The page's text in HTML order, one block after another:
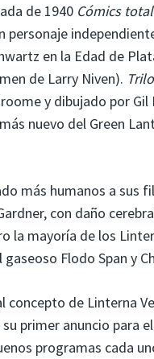
de 1940 Cómics
en la Edad de
de Larry Niven).
y dibujado por
nuevo del Green
más humanos a sus
con daño
la mayoría de los
Flodo Span y
concepto de Linterna
primer anuncio para
programas cada